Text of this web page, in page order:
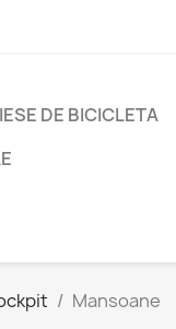
DE BICICLETA
Mansoane